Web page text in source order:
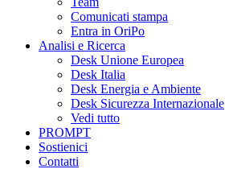
Comunicati stampa
Entra in OriPo
Analisi e Ricerca
Desk Unione Europea
Desk Italia
Desk Energia e Ambiente
Desk Sicurezza Internazionale
Vedi tutto
PROMPT
Sostienici
Contatti